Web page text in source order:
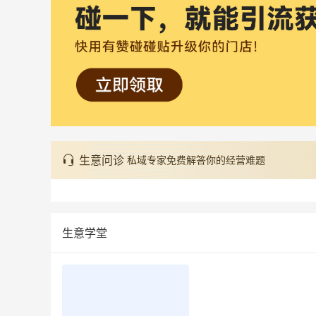
生意问诊 私域专家免费解答你的经营难题
生意学堂